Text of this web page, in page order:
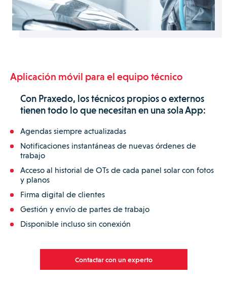
Aplicación móvil para el equipo técnico
Con Praxedo, los técnicos propios o externos
tienen todo lo que necesitan en una sola App:
Agendas siempre actualizadas
Notificaciones instantáneas de nuevas órdenes de
trabajo
Acceso al historial de OTs de cada panel solar con fotos
y planos
Firma digital de clientes
Gestión y envío de partes de trabajo
Disponible incluso sin conexión
Contactar con un experto